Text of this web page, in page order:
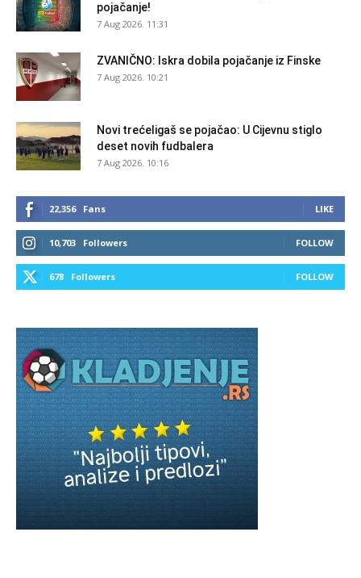
pojačanje!
7 Aug 2026. 11:31
ZVANIČNO: Iskra dobila pojačanje iz Finske
7 Aug 2026. 10:21
Novi trećeligaš se pojačao: U Cijevnu stiglo
deset novih fudbalera
7 Aug 2026. 10:16
22,356 Fans LIKE
10,703 Followers FOLLOW
678 Followers FOLLOW